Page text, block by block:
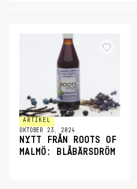
ARTIKEL
OKTOBER 23, 2024
NYTT FRÅN ROOTS OF
MALMÖ: BLÅBÄRSDRÖM